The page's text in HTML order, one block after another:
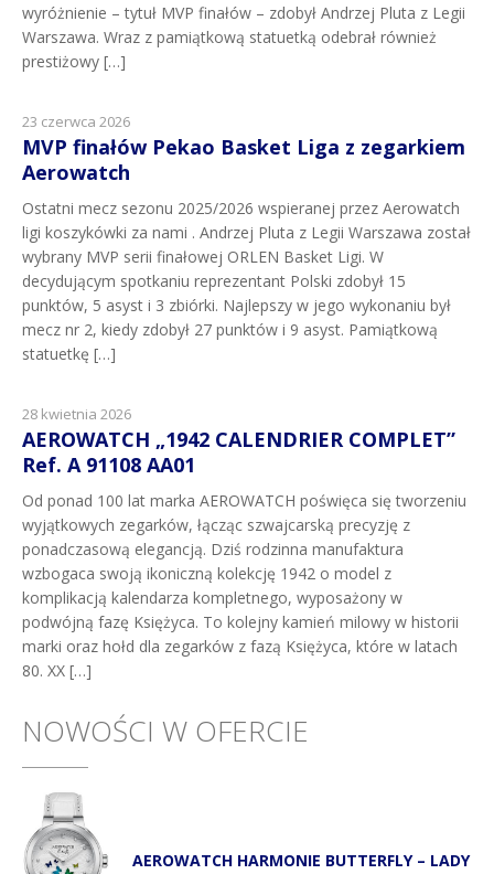
wyróżnienie – tytuł MVP finałów – zdobył Andrzej Pluta z Legii
Warszawa. Wraz z pamiątkową statuetką odebrał również
prestiżowy […]
23 czerwca 2026
MVP finałów Pekao Basket Liga z zegarkiem
Aerowatch
Ostatni mecz sezonu 2025/2026 wspieranej przez Aerowatch
ligi koszykówki za nami . Andrzej Pluta z Legii Warszawa został
wybrany MVP serii finałowej ORLEN Basket Ligi. W
decydującym spotkaniu reprezentant Polski zdobył 15
punktów, 5 asyst i 3 zbiórki. Najlepszy w jego wykonaniu był
mecz nr 2, kiedy zdobył 27 punktów i 9 asyst. Pamiątkową
statuetkę […]
28 kwietnia 2026
AEROWATCH „1942 CALENDRIER COMPLET”
Ref. A 91108 AA01
Od ponad 100 lat marka AEROWATCH poświęca się tworzeniu
wyjątkowych zegarków, łącząc szwajcarską precyzję z
ponadczasową elegancją. Dziś rodzinna manufaktura
wzbogaca swoją ikoniczną kolekcję 1942 o model z
komplikacją kalendarza kompletnego, wyposażony w
podwójną fazę Księżyca. To kolejny kamień milowy w historii
marki oraz hołd dla zegarków z fazą Księżyca, które w latach
80. XX […]
NOWOŚCI W OFERCIE
AEROWATCH HARMONIE BUTTERFLY – LADY